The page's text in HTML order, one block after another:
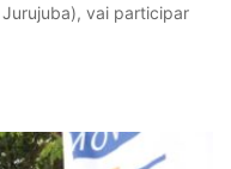
vai participar